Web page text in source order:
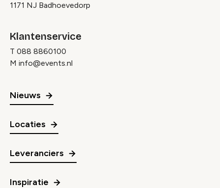
1171 NJ Badhoevedorp
Klantenservice
T 088 8860100
M info@events.nl
Nieuws
Locaties
Leveranciers
Inspiratie